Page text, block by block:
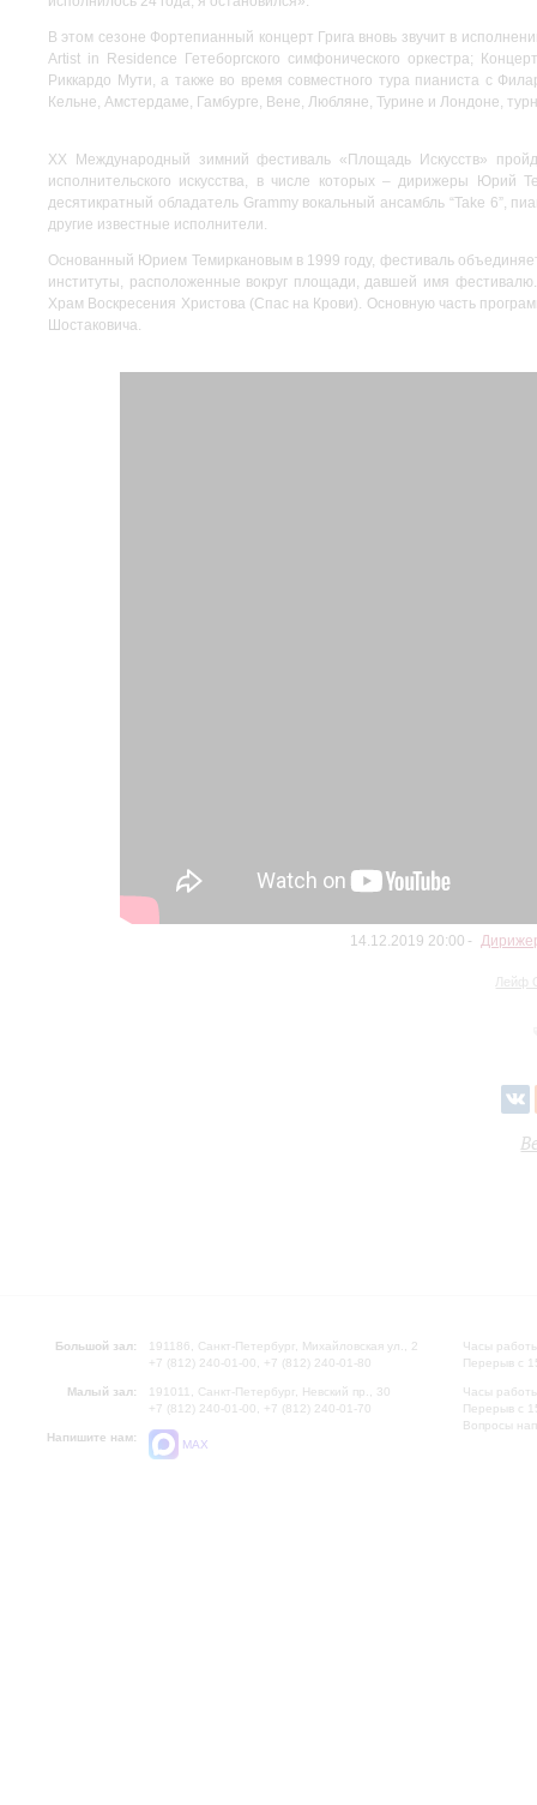
В этом сезоне Фортепианный концерт Грига вновь звучит в
Artist in Residence Гетеборгского симфонического оркестра;
Риккардо Мути, а также во время совместного тура пианиста с
Кельне, Амстердаме, Гамбурге, Вене, Любляне, Турине и Лондоне,
XX Международный зимний фестиваль «Площадь Искусств»
исполнительского искусства, в числе которых – дирижеры
десятикратный обладатель Grammy вокальный ансамбль “Take 6”,
другие известные исполнители.
Основанный Юрием Темиркановым в 1999 году, фестиваль
институты, расположенные вокруг площади, давшей имя
Храм Воскресения Христова (Спас на Крови). Основную часть
Шостаковича.
14.12.2019 20:00
Лейф
Большой зал:
191186, Санкт-Петербург, Михайловская ул., 2
+7 (812) 240-01-00, +7 (812) 240-01-80
Малый зал:
191011, Санкт-Петербург, Невский пр., 30
+7 (812) 240-01-00, +7 (812) 240-01-70
Напишите нам:
MAX
Часы
Перерыв с
Часы
Перерыв с
Вопросы